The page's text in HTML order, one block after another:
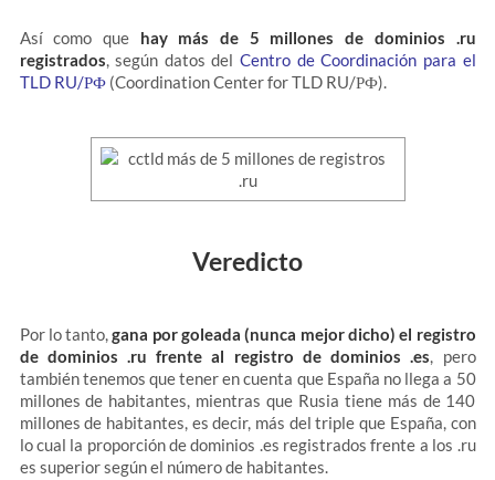
Así como quehay más de 5 millones de dominios .ru
registrados, según datos del Centro de Coordinación para el
TLD RU/РФ(Coordination Center for TLD RU/РФ).
Veredicto
Por lo tanto,gana por goleada (nunca mejor dicho) el registro
de dominios .ru frente al registro de dominios .es, pero
también tenemos que tener en cuenta que España no llega a 50
millones de habitantes, mientras que Rusia tiene más de 140
millones de habitantes, es decir, más del triple que España, con
lo cual la proporción de dominios .es registrados frente a los .ru
es superior según el número de habitantes.